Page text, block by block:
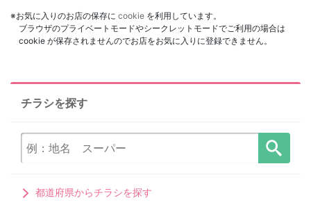
※お気に入りのお店の保存に cookie を利用しています。
ブラウザのプライベートモードやシークレットモードでご利用の場合は
cookie が保存されませんのでお店をお気に入りに登録できません。
チラシを探す
都道府県からチラシを探す